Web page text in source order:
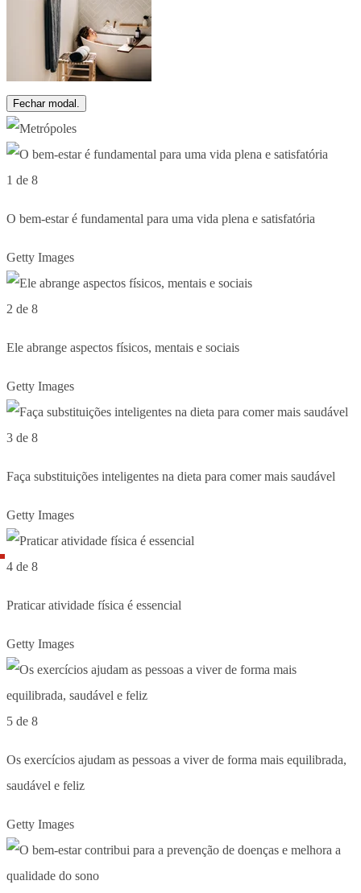
Fechar modal.
1 de 8
O bem-estar é fundamental para uma vida plena e satisfatória
Getty Images
2 de 8
Ele abrange aspectos físicos, mentais e sociais
Getty Images
3 de 8
Faça substituições inteligentes na dieta para comer mais saudável
Getty Images
4 de 8
Praticar atividade física é essencial
Getty Images
5 de 8
Os exercícios ajudam as pessoas a viver de forma mais equilibrada,
saudável e feliz
Getty Images